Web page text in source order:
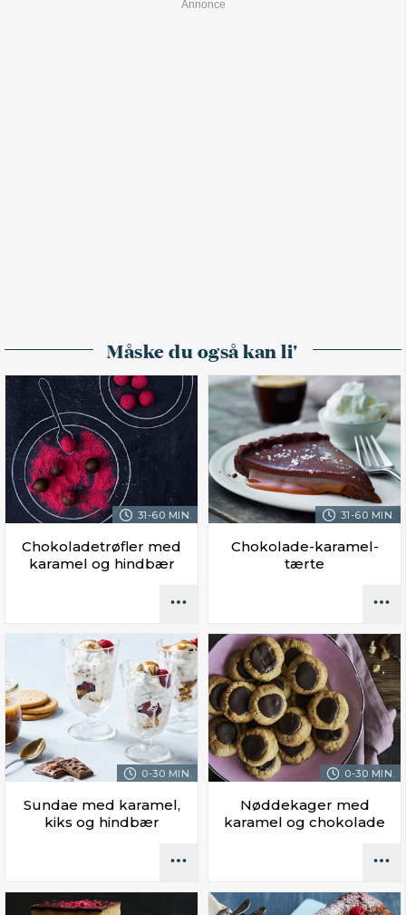
Måske du også kan li'
31-60 MIN.
Chokoladetrøfler med
karamel og hindbær
31-60 MIN.
Chokolade-karamel-
tærte
0-30 MIN.
Sundae med karamel,
kiks og hindbær
0-30 MIN.
Nøddekager med
karamel og chokolade